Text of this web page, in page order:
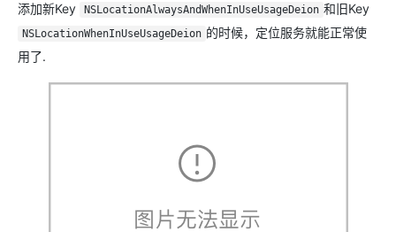
添加新Key NSLocationAlwaysAndWhenInUseUsageDeion 和旧Key
NSLocationWhenInUseUsageDeion 的时候，定位服务就能正常使
用了.